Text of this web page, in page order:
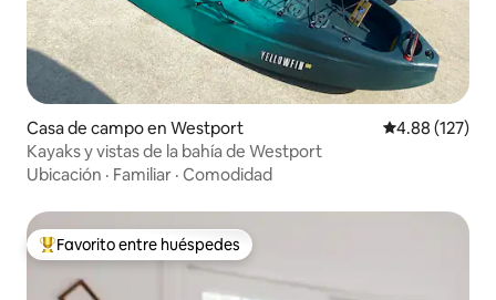
Casa de campo en Westport Calificación
4.88 (127)
Kayaks y vistas de la bahía de Westport
Ubicación · Familiar · Comodidad
Favorito entre huéspedes preferido
Favorito entre huéspedes